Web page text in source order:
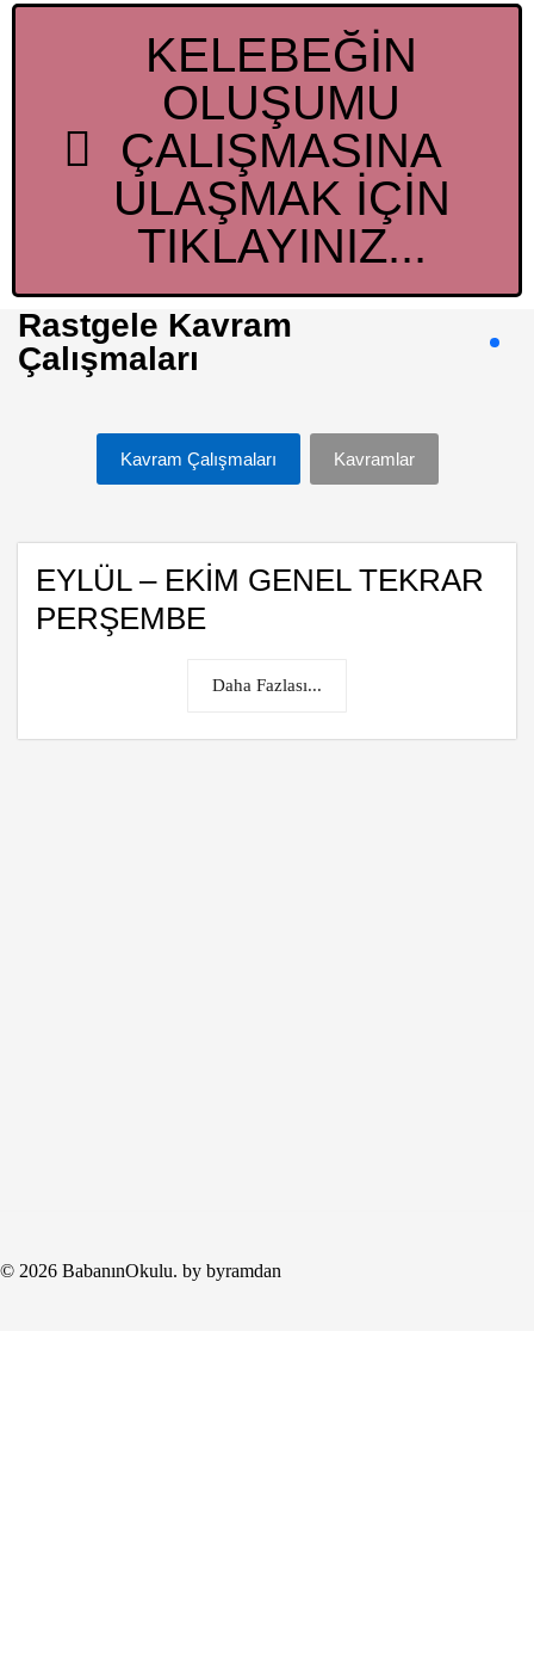
KELEBEĞİN
OLUŞUMU
ÇALIŞMASINA
ULAŞMAK İÇİN
TIKLAYINIZ...
Rastgele Kavram
Çalışmaları
Kavram Çalışmaları Kavramlar
EYLÜL – EKİM GENEL TEKRAR
PERŞEMBE
Daha Fazlası...
© 2026 BabanınOkulu. by byramdan